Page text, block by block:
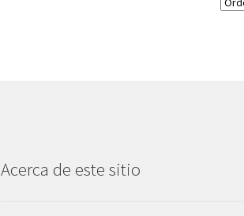
Acerca de este sitio